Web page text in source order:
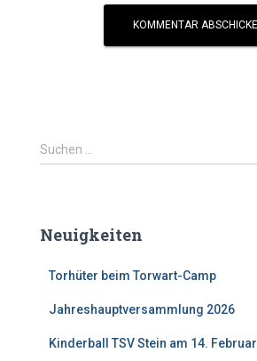
Suchen …
Neuigkeiten
Torhüter beim Torwart-Camp
Jahreshauptversammlung 2026
Kinderball TSV Stein am 14. Februar